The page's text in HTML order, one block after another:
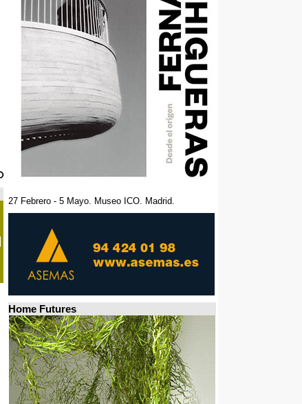
27 Febrero - 5 Mayo. Museo ICO. Madrid.
Home Futures